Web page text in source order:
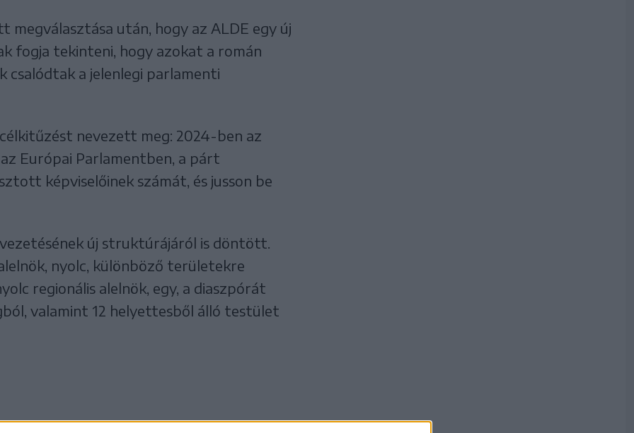
megválasztása után, hogy az ALDE egy új
fogja tekinteni, hogy azokat a román
csalódtak a jelenlegi parlamenti
nevezett meg: 2024-ben az
Európai Parlamentben, a párt
képviselőinek számát, és jusson be
új struktúrájáról is döntött.
nyolc, különböző területekre
regionális alelnök, egy, a diaszpórát
valamint 12 helyettesből álló testület